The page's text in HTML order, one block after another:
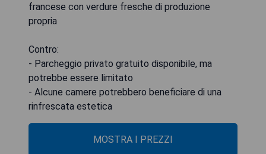
francese con verdure fresche di produzione
propria
Contro:
- Parcheggio privato gratuito disponibile, ma
potrebbe essere limitato
- Alcune camere potrebbero beneficiare di una
rinfrescata estetica
MOSTRA I PREZZI